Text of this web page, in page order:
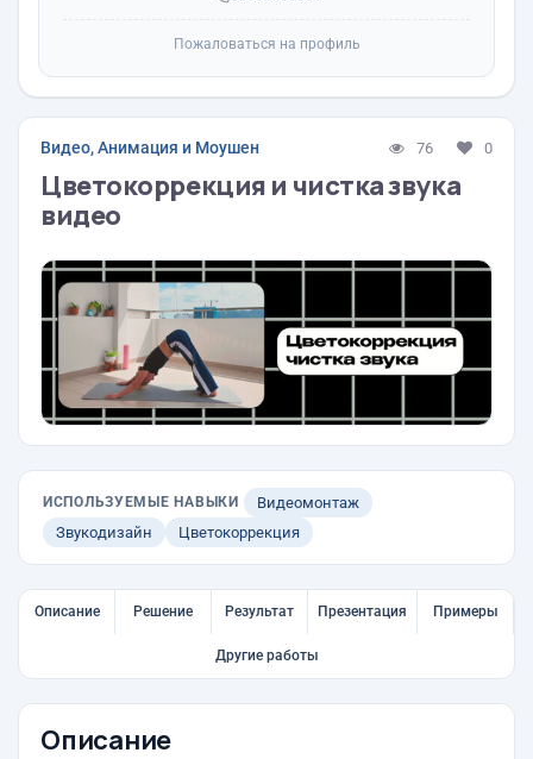
Пожаловаться на профиль
Видео, Анимация и Моушен 76 0
Цветокоррекция и чистка звука
видео
ИСПОЛЬЗУЕМЫЕ НАВЫКИ
Видеомонтаж
Звукодизайн
Цветокоррекция
Описание Решение Результат Презентация Примеры
Другие работы
Описание